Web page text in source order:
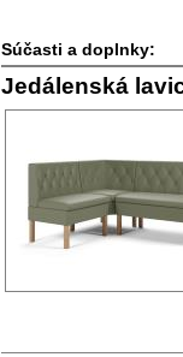
Súčasti a doplnky:
Jedálenská